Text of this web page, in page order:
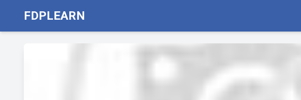
FDPLEARN